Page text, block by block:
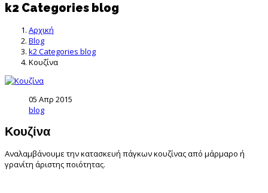
k2 Categories blog
Αρχική
Blog
k2 Categories blog
Κουζίνα
05 Απρ 2015
blog
Κουζίνα
Αναλαμβάνουμε την κατασκευή πάγκων κουζίνας από μάρμαρο ή
γρανίτη άριστης ποιότητας.